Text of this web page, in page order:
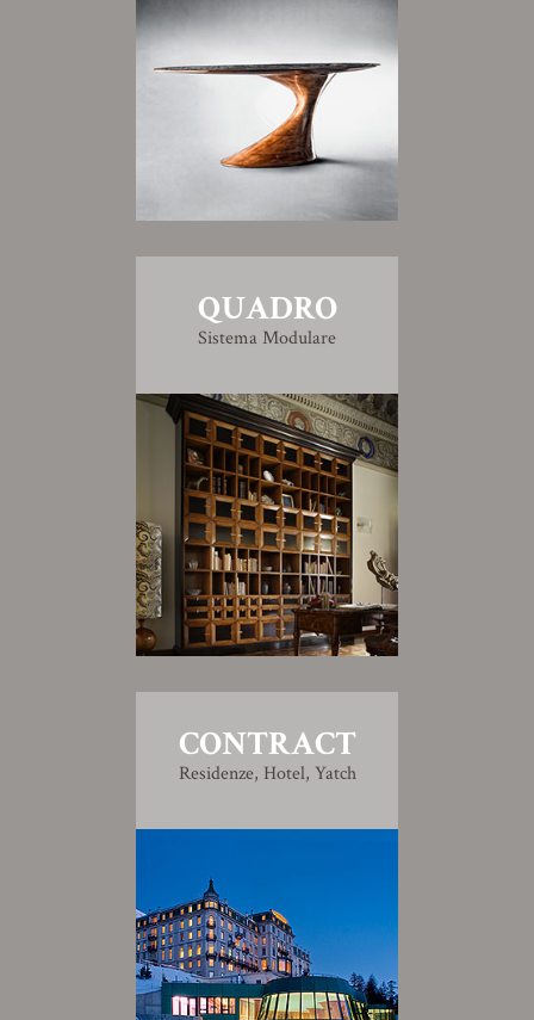
QUADRO
Sistema Modulare
CONTRACT
Residenze, Hotel, Yatch